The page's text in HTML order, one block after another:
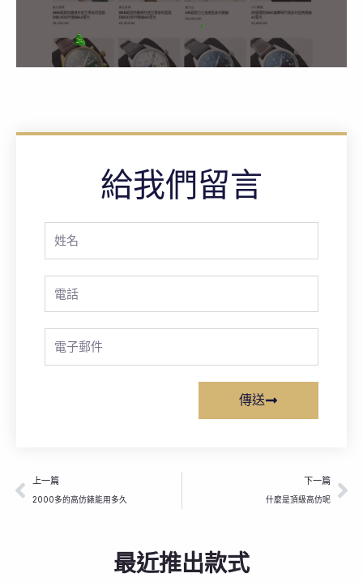
給我們留言
Name
傳送
上一頁
上一篇
2000多的高仿錶能用多久
下一篇
什麼是頂級高仿呢
下
最近推出款式